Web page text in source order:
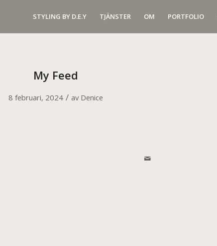
STYLING BY D.E.Y TJÄNSTER OM PORTFOLIO
My Feed
8 februari, 2024 / av Denice